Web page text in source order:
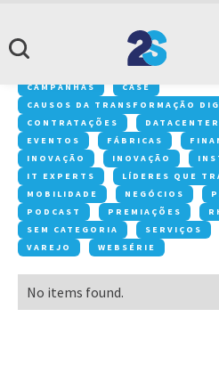
Gerente de
ACONTECE NA 2S
CAMPANHAS
CASE
CAUSOS DA TRANSFORMAÇÃO
CONTRATAÇÕES
DATACENTER
EVENTOS
FÁBRICAS
INOVAÇÃO
INOVAÇÃO
IT EXPERTS
LÍDERES QUE
MOBILIDADE
NEGÓCIOS
PODCAST
PREMIAÇÕES
SEM CATEGORIA
SERVIÇOS
VAREJO
WEBSÉRIE
No items found.